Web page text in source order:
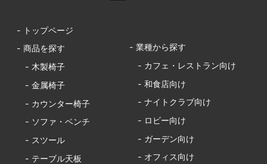
- トップページ
- 商品を探す
- 木製椅子
- 金属椅子
- カウンター椅子
- ソファ・ベンチ
- スツール
- テーブル天板
- 業種から探す
- カフェ・レストラン向け
- 和食店向け
- ナイトクラブ向け
- ロビー向け
- ガーデン向け
- オフィス向け